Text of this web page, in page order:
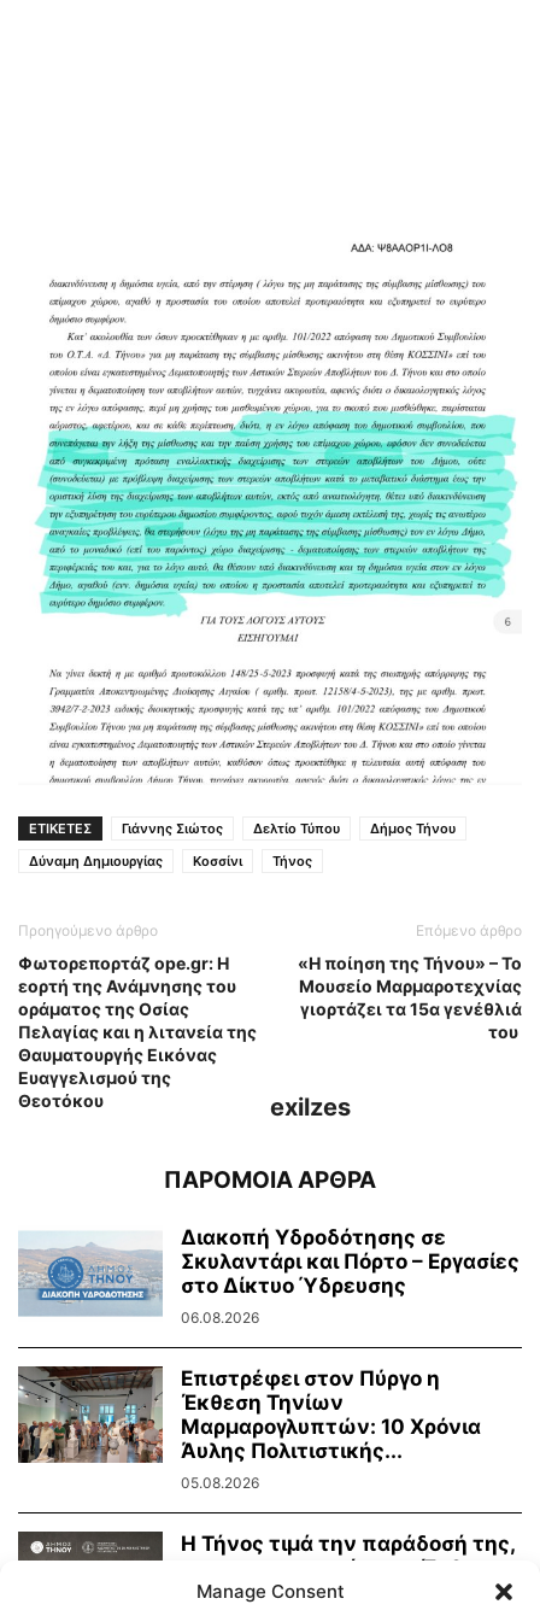
ΕΤΙΚΕΤΕΣ Γιάννης Σιώτος Δελτίο Τύπου
Δήμος Τήνου
Δύναμη Δημιουργίας
Κοσσίνι Τήνος
Προηγούμενο άρθρο
Φωτορεπορτάζ ope.gr: Η
εορτή της Ανάμνησης του
οράματος της Οσίας
Πελαγίας και η λιτανεία της
Θαυματουργής Εικόνας
Ευαγγελισμού της
Θεοτόκου
Επόμενο άρθρο
«Η ποίηση της Τήνου» – Το
Μουσείο Μαρμαροτεχνίας
γιορτάζει τα 15α γενέθλιά
του
exilzes
ΠΑΡΟΜΟΙΑ ΑΡΘΡΑ
Διακοπή Υδροδότησης σε
Σκυλαντάρι και Πόρτο – Εργασίες
στο Δίκτυο Ύδρευσης
06.08.2026
Επιστρέφει στον Πύργο η
Έκθεση Τηνίων
Μαρμαρογλυπτών: 10 Χρόνια
Άυλης Πολιτιστικής...
05.08.2026
Η Τήνος τιμά την παράδοσή της,
τη μαρμαροτεχνία της. Έκθεση
Τήνιων...
Manage Consent